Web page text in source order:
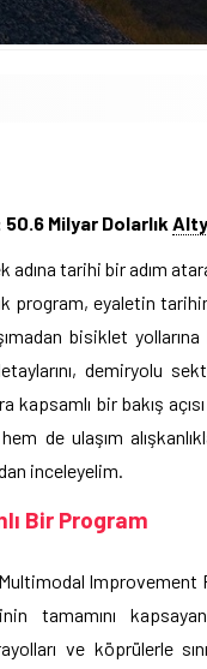
50.6 Milyar Dolarlık
adına tarihi bir adım
program, eyaletin
bisiklet yollarına
demiryolu
bir bakış
de ulaşım
inceleyelim.
Bir Program
Improvement
tamamını
ve köprülerle